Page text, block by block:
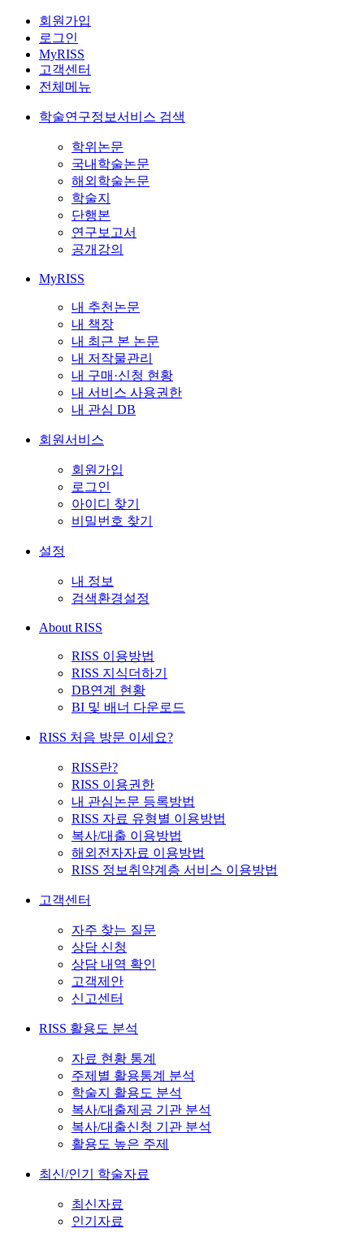
회원가입
로그인
MyRISS
고객센터
전체메뉴
학술연구정보서비스 검색
학위논문
국내학술논문
해외학술논문
학술지
단행본
연구보고서
공개강의
MyRISS
내 추천논문
내 책장
내 최근 본 논문
내 저작물관리
내 구매·신청 현황
내 서비스 사용권한
내 관심 DB
회원서비스
회원가입
로그인
아이디 찾기
비밀번호 찾기
설정
내 정보
검색환경설정
About RISS
RISS 이용방법
RISS 지식더하기
DB연계 현황
BI 및 배너 다운로드
RISS 처음 방문 이세요?
RISS란?
RISS 이용권한
내 관심논문 등록방법
RISS 자료 유형별 이용방법
복사/대출 이용방법
해외전자자료 이용방법
RISS 정보취약계층 서비스 이용방법
고객센터
자주 찾는 질문
상담 신청
상담 내역 확인
고객제안
신고센터
RISS 활용도 분석
자료 현황 통계
주제별 활용통계 분석
학술지 활용도 분석
복사/대출제공 기관 분석
복사/대출신청 기관 분석
활용도 높은 주제
최신/인기 학술자료
최신자료
인기자료